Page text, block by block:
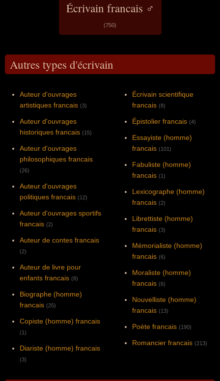
Écrivain francais ♂
(750)
Autres types d'écrivain
Auteur d'ouvrages
artistiques francais (3)
Auteur d'ouvrages
historiques francais (15)
Auteur d'ouvrages
philosophiques francais
(26)
Auteur d'ouvrages
politiques francais (12)
Auteur d'ouvrages sportifs
francais (2)
Auteur de contes francais
(2)
Auteur de livre pour
enfants francais (8)
Biographe (homme)
francais (25)
Copiste (homme) francais
(1)
Diariste (homme) francais
(3)
Écrivain scientifique
francais (8)
Épistolier francais (4)
Essayiste (homme)
francais (101)
Fabuliste (homme)
francais (1)
Lexicographe (homme)
francais (2)
Librettiste (homme)
francais (3)
Mémorialiste (homme)
francais (6)
Moraliste (homme)
francais (6)
Nouvelliste (homme)
francais (13)
Poète francais (190)
Romancier francais (213)